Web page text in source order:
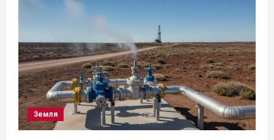
Земля